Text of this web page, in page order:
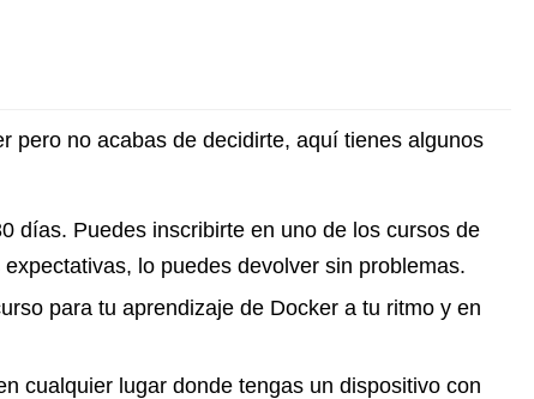
pero no acabas de decidirte, aquí tienes algunos
días. Puedes inscribirte en uno de los cursos de
lo puedes devolver sin problemas.
para tu aprendizaje de Docker a tu ritmo y en
cualquier lugar donde tengas un dispositivo con